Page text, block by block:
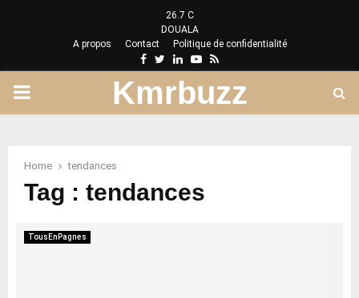
26.7 C
DOUALA
A propos
Contact Politique de confidentialité
Facebook
Twitter
LinkedinYoutube
Rss
PRIMARY
Kmrbuzz
Home tendances
Tag : tendances
TousEnPagnes